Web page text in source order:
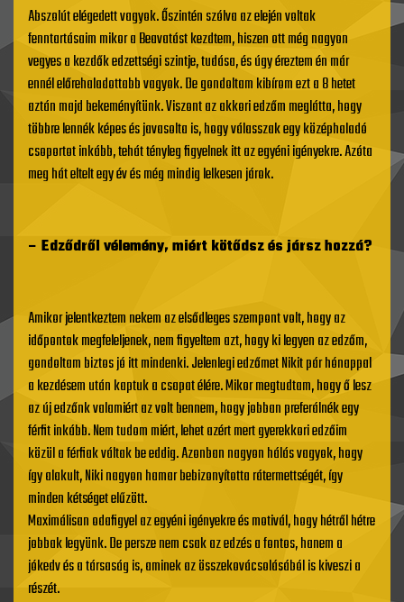
Abszolút elégedett vagyok. Őszintén szólva az elején voltak
fenntartásaim mikor a Beavatást kezdtem, hiszen ott még nagyon
vegyes a kezdők edzettségi szintje, tudása, és úgy éreztem én már
ennél előrehaladottabb vagyok. De gondoltam kibírom ezt a 8 hetet
aztán majd bekeményítünk. Viszont az akkori edzőm meglátta, hogy
többre lennék képes és javasolta is, hogy válasszak egy középhaladó
csoportot inkább, tehát tényleg figyelnek itt az egyéni igényekre. Azóta
meg hát eltelt egy év és még mindig lelkesen járok.
– Edződről vélemény, miért kötődsz és jársz hozzá?
Amikor jelentkeztem nekem az elsődleges szempont volt, hogy az
időpontok megfeleljenek, nem figyeltem azt, hogy ki legyen az edzőm,
gondoltam biztos jó itt mindenki. Jelenlegi edzőmet Nikit pár hónappal
a kezdésem után kaptuk a csapat élére. Mikor megtudtam, hogy ő lesz
az új edzőnk valamiért az volt bennem, hogy jobban preferálnék egy
férfit inkább. Nem tudom miért, lehet azért mert gyerekkori edzőim
közül a férfiak váltak be eddig. Azonban nagyon hálás vagyok, hogy
így alakult, Niki nagyon hamar bebizonyította rátermettségét, így
minden kétséget elűzött.
Maximálisan odafigyel az egyéni igényekre és motivál, hogy hétről hétre
jobbak legyünk. De persze nem csak az edzés a fontos, hanem a
jókedv és a társaság is, aminek az összekovácsolásából is kiveszi a
részét.